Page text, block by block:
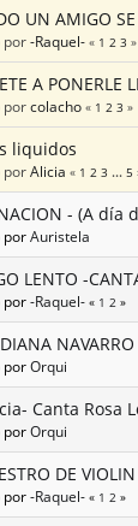
UN AMIGO SE
por-Raquel- « 1 2 3 »
A PONERLE
porcolacho « 1 2 3 »
liquidos
porAlicia « 1 2 3 ... 5
- (A día
porAuristela
LENTO -
por-Raquel- « 1 2 »
NAVARRO
porOrqui
Canta Rosa
porOrqui
DE
por-Raquel- « 1 2 »